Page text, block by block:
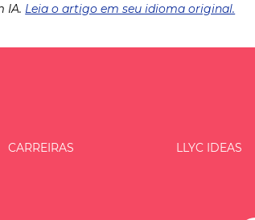
IA. Leia o artigo em seu idioma original.
CARREIRAS LLYC IDEAS